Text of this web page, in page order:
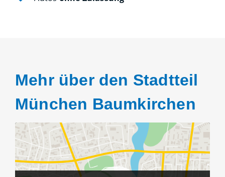
Mehr über den Stadtteil
München Baumkirchen